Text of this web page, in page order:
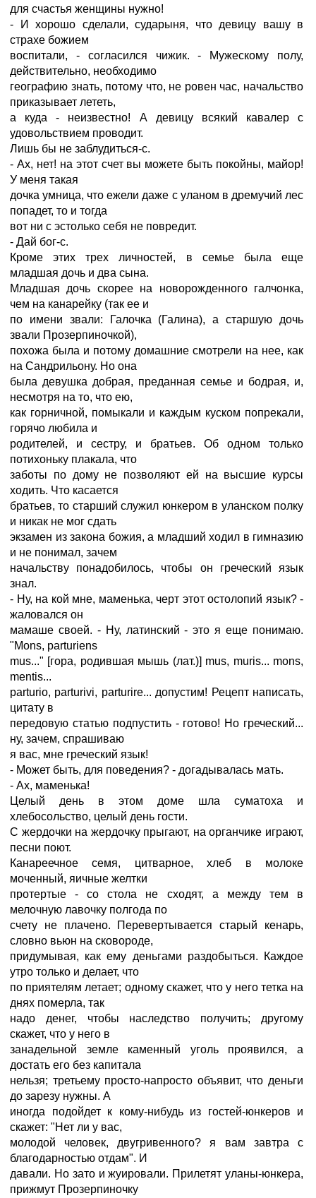
для счастья женщины нужно!
- И хорошо сделали, сударыня, что девицу вашу в
страхе божием
воспитали, - согласился чижик. - Мужескому полу,
действительно, необходимо
географию знать, потому что, не ровен час, начальство
приказывает лететь,
а куда - неизвестно! А девицу всякий кавалер с
удовольствием проводит.
Лишь бы не заблудиться-с.
- Ах, нет! на этот счет вы можете быть покойны, майор!
У меня такая
дочка умница, что ежели даже с уланом в дремучий лес
попадет, то и тогда
вот ни с эстолько себя не повредит.
- Дай бог-с.
Кроме этих трех личностей, в семье была еще
младшая дочь и два сына.
Младшая дочь скорее на новорожденного галчонка,
чем на канарейку (так ее и
по имени звали: Галочка (Галина), а старшую дочь
звали Прозерпиночкой),
похожа была и потому домашние смотрели на нее, как
на Сандрильону. Но она
была девушка добрая, преданная семье и бодрая, и,
несмотря на то, что ею,
как горничной, помыкали и каждым куском попрекали,
горячо любила и
родителей, и сестру, и братьев. Об одном только
потихоньку плакала, что
заботы по дому не позволяют ей на высшие курсы
ходить. Что касается
братьев, то старший служил юнкером в уланском полку
и никак не мог сдать
экзамен из закона божия, а младший ходил в гимназию
и не понимал, зачем
начальству понадобилось, чтобы он греческий язык
знал.
- Ну, на кой мне, маменька, черт этот остолопий язык? -
жаловался он
мамаше своей. - Ну, латинский - это я еще понимаю.
"Mons, parturiens
mus..." [гора, родившая мышь (лат.)] mus, muris... mons,
mentis...
parturio, parturivi, parturire... допустим! Рецепт написать,
цитату в
передовую статью подпустить - готово! Но греческий...
ну, зачем, спрашиваю
я вас, мне греческий язык!
- Может быть, для поведения? - догадывалась мать.
- Ах, маменька!
Целый день в этом доме шла суматоха и
хлебосольство, целый день гости.
С жердочки на жердочку прыгают, на органчике играют,
песни поют.
Канареечное семя, цитварное, хлеб в молоке
моченный, яичные желтки
протертые - со стола не сходят, а между тем в
мелочную лавочку полгода по
счету не плачено. Перевертывается старый кенарь,
словно вьюн на сковороде,
придумывая, как ему деньгами раздобыться. Каждое
утро только и делает, что
по приятелям летает; одному скажет, что у него тетка на
днях померла, так
надо денег, чтобы наследство получить; другому
скажет, что у него в
занадельной земле каменный уголь проявился, а
достать его без капитала
нельзя; третьему просто-напросто объявит, что деньги
до зарезу нужны. А
иногда подойдет к кому-нибудь из гостей-юнкеров и
скажет: "Нет ли у вас,
молодой человек, двугривенного? я вам завтра с
благодарностью отдам". И
давали. Но зато и жуировали. Прилетят уланы-юнкера,
прижмут Прозерпиночку